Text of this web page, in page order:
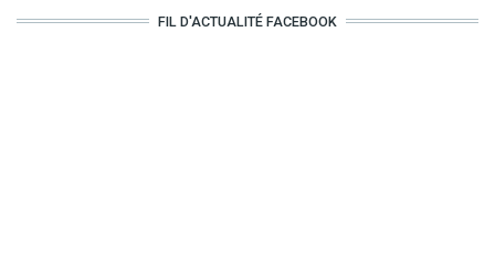
FIL D'ACTUALITÉ FACEBOOK